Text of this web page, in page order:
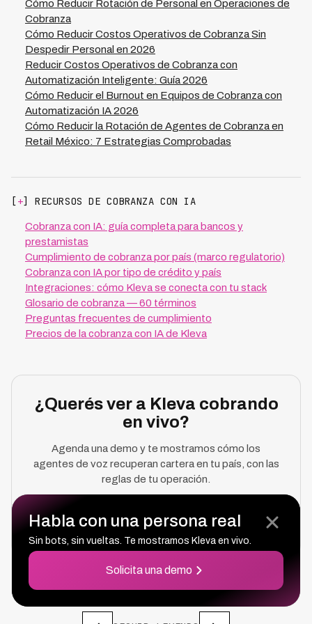
de llamadas. Empresas que implementan Kleva en toda
LATAM han encontrado que este cambio de mentalidad,
combinado con una tasa de recuperación de 73%, no
solo reduce rotación sino que atrae talento de mejor
calidad a posiciones más estratégicas dentro del área
de cobranza.
Cómo Reducir Rotación de Personal en Operaciones de
Cobranza
Cómo Reducir Costos Operativos de Cobranza Sin
Despedir Personal en 2026
Reducir Costos Operativos de Cobranza con
Automatización Inteligente: Guía 2026
Cómo Reducir el Burnout en Equipos de Cobranza con
Automatización IA 2026
Cómo Reducir la Rotación de Agentes de Cobranza en
Retail México: 7 Estrategias Comprobadas
[ +] RECURSOS DE COBRANZA CON IA
Cobranza con IA: guía completa para bancos y
prestamistas
Cumplimiento de cobranza por país (marco regulatorio)
Cobranza con IA por tipo de crédito y país
Integraciones: cómo Kleva se conecta con tu stack
Glosario de cobranza — 60 términos
Preguntas frecuentes de cumplimiento
Precios de la cobranza con IA de Kleva
¿Querés ver a Kleva cobrando
en vivo?
Agenda una demo y te mostramos cómo los
agentes de voz recuperan cartera en tu país, con las
reglas de tu operación.
Solicita Una Demo
Habla con una persona real
Sin bots, sin vueltas. Te mostramos Kleva en vivo.
Solicita una demo